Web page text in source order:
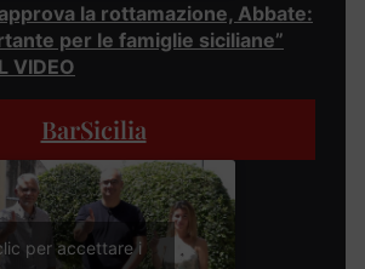
approva la rottamazione, Abbate:
per le famiglie siciliane”
VIDEO
BarSicilia
per accettare i